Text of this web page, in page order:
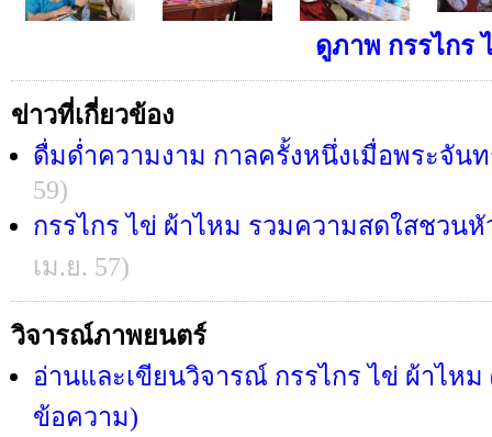
ดูภาพ กรรไกร
ข่าวที่เกี่ยวข้อง
ดื่มด่ำความงาม กาลครั้งหนึ่งเมื่อพระจัน
59)
กรรไกร ไข่ ผ้าไหม รวมความสดใสชวน
เม.ย. 57)
วิจารณ์ภาพยนตร์
อ่านและเขียนวิจารณ์ กรรไกร ไข่ ผ้าไห
ข้อความ)